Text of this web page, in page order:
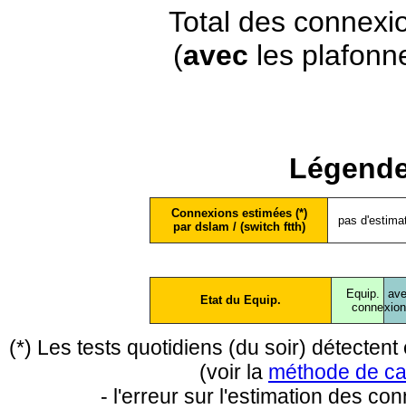
Total des
(avec les
Connexions estimées (*)
par dslam / (switch ftth)
pas
Etat du Equip.
Equip.
conne
(*) Les tests quotidiens (du soir)
(voir la méthode de
- l'erreur sur l'estimation des